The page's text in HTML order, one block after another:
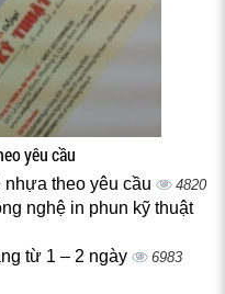
yêu cầu
nhựa theo yêu cầu 4820
nghệ in phun kỹ thuật
từ 1 – 2 ngày 6983